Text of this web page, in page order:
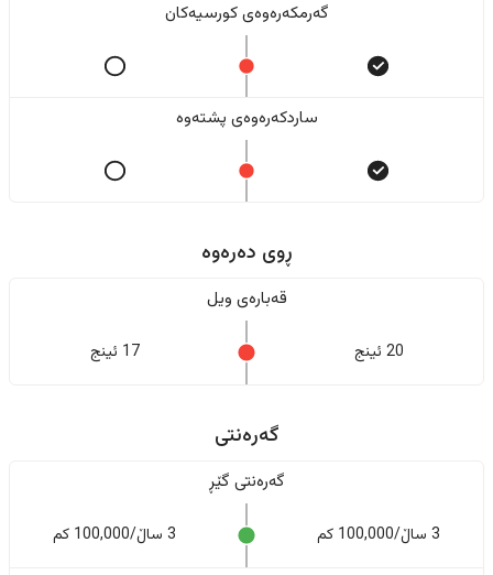
گەرمکەرەوەی کورسیەکان
ساردکەرەوەی پشتەوە
ڕوی دەرەوە
قەبارەی ویل
20 ئینج 17 ئینج
گەرەنتی
گەرەنتی گێڕ
3 ساڵ/100,000 کم 3 ساڵ/100,000 کم